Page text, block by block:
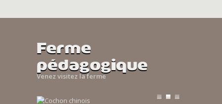
Ferme
pédagogique
Venez visitez la ferme